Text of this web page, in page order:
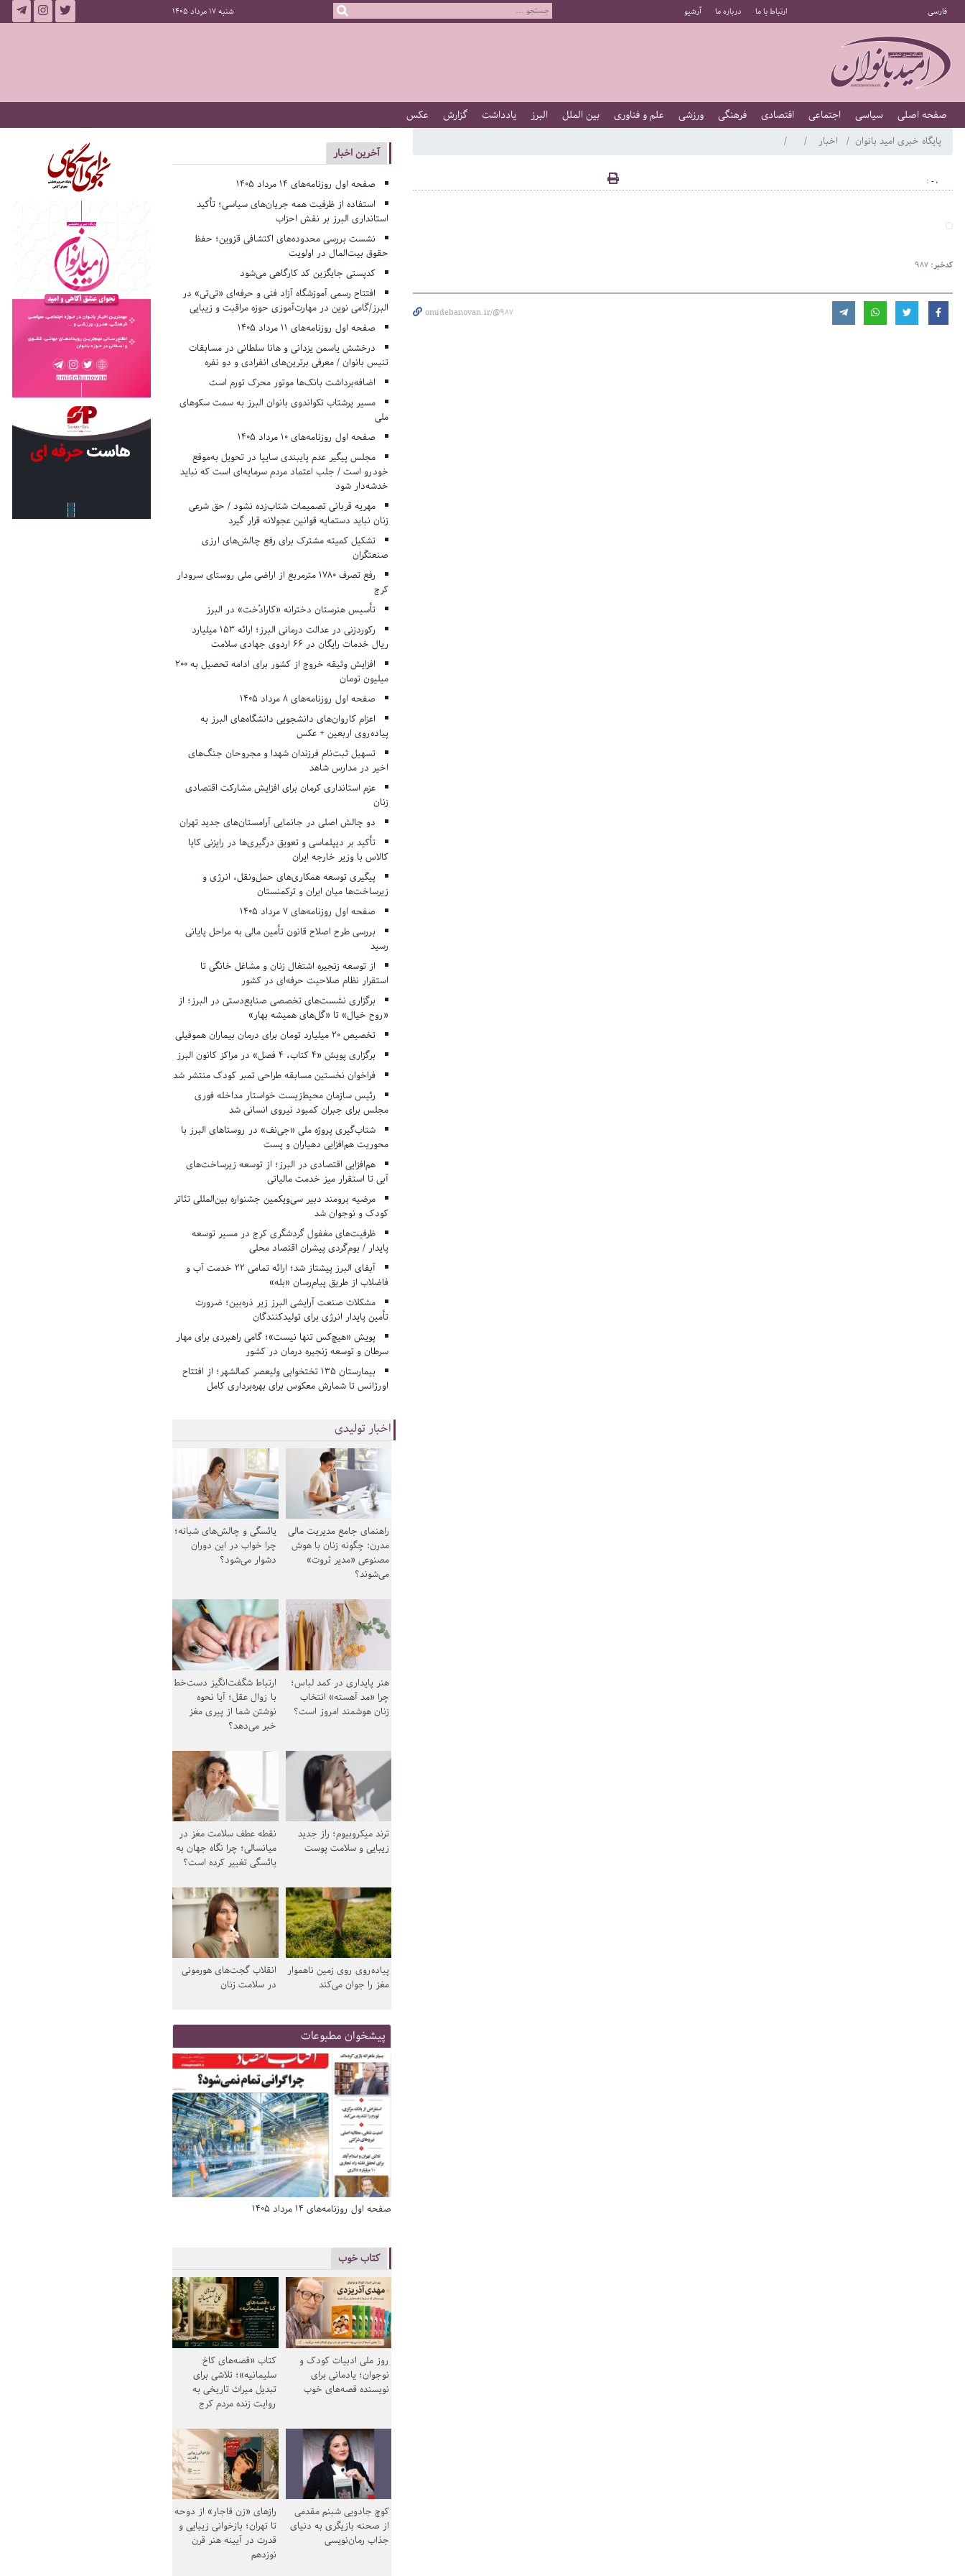
فارسی ارتباط با ما درباره ما آرشیو شنبه 17 مرداد 1405
صفحه اصلی سیاسی اجتماعی اقتصادی فرهنگی ورزشی علم و فناوری بین الملل البرز یادداشت گزارش عکس
پایگاه خبری امید بانوان اخبار
، - :
کدخبر: 987
omidebanovan.ir/@987
آخرین اخبار
صفحه اول روزنامه‌های 14 مرداد 1405
استفاده از ظرفیت همه جریان‌های سیاسی؛ تأکید
استانداری البرز بر نقش احزاب
نشست بررسی محدوده‌های اکتشافی قزوین؛ حفظ
حقوق بیت‌المال در اولویت
کدپستی جایگزین کد کارگاهی می‌شود
افتتاح رسمی آموزشگاه آزاد فنی و حرفه‌ای «تی‌تی» در
البرز/گامی نوین در مهارت‌آموزی حوزه مراقبت و زیبایی
صفحه اول روزنامه‌های 11 مرداد 1405
درخشش یاسمن یزدانی و هانا سلطانی در مسابقات
تنیس بانوان / معرفی برترین‌های انفرادی و دو نفره
اضافه‌برداشت بانک‌ها موتور محرک تورم است
مسیر پرشتاب تکواندوی بانوان البرز به سمت سکوهای
ملی
صفحه اول روزنامه‌های 10 مرداد 1405
مجلس پیگیر عدم پایبندی سایپا در تحویل به‌موقع
خودرو است / جلب اعتماد مردم سرمایه‌ای است که نباید
خدشه‌دار شود
مهریه قربانی تصمیمات شتاب‌زده نشود / حق شرعی
زنان نباید دستمایه قوانین عجولانه قرار گیرد
تشکیل کمیته مشترک برای رفع چالش‌های ارزی
صنعتگران
رفع تصرف ۱۷۸۰ مترمربع از اراضی ملی روستای سرودار
کرج
تأسیس هنرستان دخترانه «کارادُخت» در البرز
رکوردزنی در عدالت درمانی البرز؛ ارائه ۱۵۳ میلیارد
ریال خدمات رایگان در ۶۶ اردوی جهادی سلامت
افزایش وثیقه خروج از کشور برای ادامه تحصیل به ۲۰۰
میلیون تومان
صفحه اول روزنامه‌های 8 مرداد 1405
اعزام کاروان‌های دانشجویی دانشگاه‌های البرز به
پیاده‌روی اربعین + عکس
تسهیل ثبت‌نام فرزندان شهدا و مجروحان جنگ‌های
اخیر در مدارس شاهد
عزم استانداری کرمان برای افزایش مشارکت اقتصادی
زنان
دو چالش اصلی در جانمایی آرامستان‌های جدید تهران
تأکید بر دیپلماسی و تعویق درگیری‌ها در رایزنی کایا
کالاس با وزیر خارجه ایران
پیگیری توسعه همکاری‌های حمل‌ونقل، انرژی و
زیرساخت‌ها میان ایران و ترکمنستان
صفحه اول روزنامه‌های 7 مرداد 1405
بررسی طرح اصلاح قانون تأمین مالی به مراحل پایانی
رسید
از توسعه زنجیره اشتغال زنان و مشاغل خانگی تا
استقرار نظام صلاحیت حرفه‌ای در کشور
برگزاری نشست‌های تخصصی صنایع‌دستی در البرز؛ از
«روح خیال» تا «گل‌های همیشه بهار»
تخصیص ۲۰ میلیارد تومان برای درمان بیماران هموفیلی
برگزاری پویش «۴ کتاب، ۴ فصل» در مراکز کانون البرز
فراخوان نخستین مسابقه طراحی تمبر کودک منتشر شد
رئیس سازمان محیط‌زیست خواستار مداخله فوری
مجلس برای جبران کمبود نیروی انسانی شد
شتاب‌گیری پروژه ملی «جی‌نف» در روستاهای البرز با
محوریت هم‌افزایی دهیاران و پست
هم‌افزایی اقتصادی در البرز؛ از توسعه زیرساخت‌های
آبی تا استقرار میز خدمت مالیاتی
مرضیه برومند دبیر سی‌ویکمین جشنواره بین‌المللی تئاتر
کودک و نوجوان شد
ظرفیت‌های مغفول گردشگری کرج در مسیر توسعه
پایدار / بوم‌گردی پیشران اقتصاد محلی
آبفای البرز پیشتاز شد؛ ارائه تمامی ۲۲ خدمت آب و
فاضلاب از طریق پیام‌رسان «بله»
مشکلات صنعت آرایشی البرز زیر ذره‌بین؛ ضرورت
تأمین پایدار انرژی برای تولیدکنندگان
پویش «هیچ‌کس تنها نیست»؛ گامی راهبردی برای مهار
سرطان و توسعه زنجیره درمان در کشور
بیمارستان ۱۳۵ تختخوابی ولیعصر کمالشهر؛ از افتتاح
اورژانس تا شمارش معکوس برای بهره‌برداری کامل
اخبار تولیدی
راهنمای جامع مدیریت مالی
مدرن: چگونه زنان با هوش
مصنوعی «مدیر ثروت»
می‌شوند؟
یائسگی و چالش‌های شبانه؛
چرا خواب در این دوران
دشوار می‌شود؟
هنر پایداری در کمد لباس؛
چرا «مد آهسته» انتخاب
زنان هوشمند امروز است؟
ارتباط شگفت‌انگیز دست‌خط
با زوال عقل؛ آیا نحوه
نوشتن شما از پیری مغز
خبر می‌دهد؟
ترند میکروبیوم؛ راز جدید
زیبایی و سلامت پوست
نقطه عطف سلامت مغز در
میانسالی؛ چرا نگاه جهان به
یائسگی تغییر کرده است؟
پیاده‌روی روی زمین ناهموار
مغز را جوان می‌کند
انقلاب گجت‌های هورمونی
در سلامت زنان
پیشخوان مطبوعات
صفحه اول روزنامه‌های 14 مرداد 1405
کتاب خوب
روز ملی ادبیات کودک و
نوجوان؛ یادمانی برای
نویسنده قصه‌های خوب
کتاب «قصه‌های کاخ
سلیمانیه»؛ تلاشی برای
تبدیل میراث تاریخی به
روایت زنده مردم کرج
کوچ جادویی شبنم مقدمی
از صحنه بازیگری به دنیای
جذاب رمان‌نویسی
رازهای «زن قاجار» از دوحه
تا تهران؛ بازخوانی زیبایی و
قدرت در آیینه هنر قرن
نوزدهم